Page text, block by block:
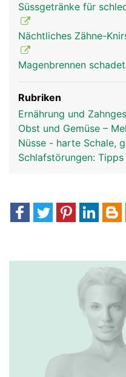
Süssgetränke für
Nächtliches Zähne-
Magenbrennen
Rubriken
Ernährung und
Obst und Gemüse –
Nüsse - harte Schale,
Schlafstörungen: